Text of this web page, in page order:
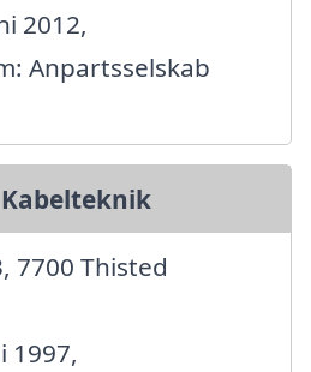
2012,
Anpartsselskab
7700 Thisted
1997,